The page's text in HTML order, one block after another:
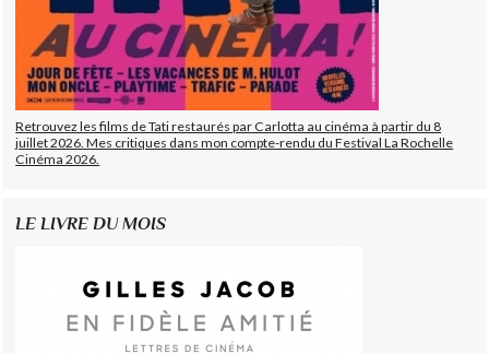
Retrouvez les films de Tati restaurés par Carlotta au cinéma à partir du 8
juillet 2026. Mes critiques dans mon compte-rendu du Festival La Rochelle
Cinéma 2026.
LE LIVRE DU MOIS